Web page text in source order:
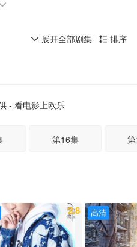
一个个难定黑白善恶的人生，
邓恩熙 饰）的人生……
 排序
 展开全部剧集
- 看电影上欧乐
第16集
2.8 高清